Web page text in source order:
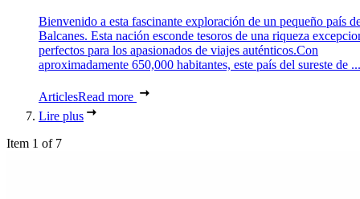
Bienvenido a esta fascinante exploración de un pequeño país
Balcanes. Esta nación esconde tesoros de una riqueza
perfectos para los apasionados de viajes auténticos.Con
aproximadamente 650,000 habitantes, este país del sureste de ...
ArticlesRead more
Lire plus
Item 1 of 7